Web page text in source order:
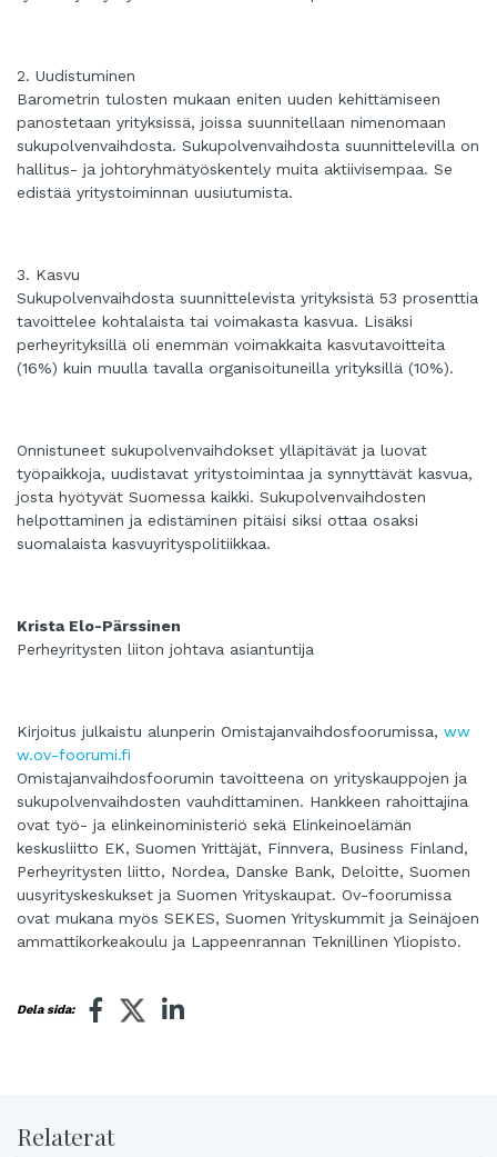
2. Uudistuminen
Barometrin tulosten mukaan eniten uuden kehittämiseen
panostetaan yrityksissä, joissa suunnitellaan nimenomaan
sukupolvenvaihdosta. Sukupolvenvaihdosta suunnittelevilla on
hallitus- ja johtoryhmätyöskentely muita aktiivisempaa. Se
edistää yritystoiminnan uusiutumista.
3. Kasvu
Sukupolvenvaihdosta suunnittelevista yrityksistä 53 prosenttia
tavoittelee kohtalaista tai voimakasta kasvua. Lisäksi
perheyrityksillä oli enemmän voimakkaita kasvutavoitteita
(16%) kuin muulla tavalla organisoituneilla yrityksillä (10%).
Onnistuneet sukupolvenvaihdokset ylläpitävät ja luovat
työpaikkoja, uudistavat yritystoimintaa ja synnyttävät kasvua,
josta hyötyvät Suomessa kaikki. Sukupolvenvaihdosten
helpottaminen ja edistäminen pitäisi siksi ottaa osaksi
suomalaista kasvuyrityspolitiikkaa.
Krista Elo-Pärssinen
Perheyritysten liiton johtava asiantuntija
Kirjoitus julkaistu alunperin Omistajanvaihdosfoorumissa, ww
w.ov-foorumi.fi
Omistajanvaihdosfoorumin tavoitteena on yrityskauppojen ja
sukupolvenvaihdosten vauhdittaminen. Hankkeen rahoittajina
ovat työ- ja elinkeinoministeriö sekä Elinkeinoelämän
keskusliitto EK, Suomen Yrittäjät, Finnvera, Business Finland,
Perheyritysten liitto, Nordea, Danske Bank, Deloitte, Suomen
uusyrityskeskukset ja Suomen Yrityskaupat. Ov-foorumissa
ovat mukana myös SEKES, Suomen Yrityskummit ja Seinäjoen
ammattikorkeakoulu ja Lappeenrannan Teknillinen Yliopisto.
Dela sida:
Relaterat